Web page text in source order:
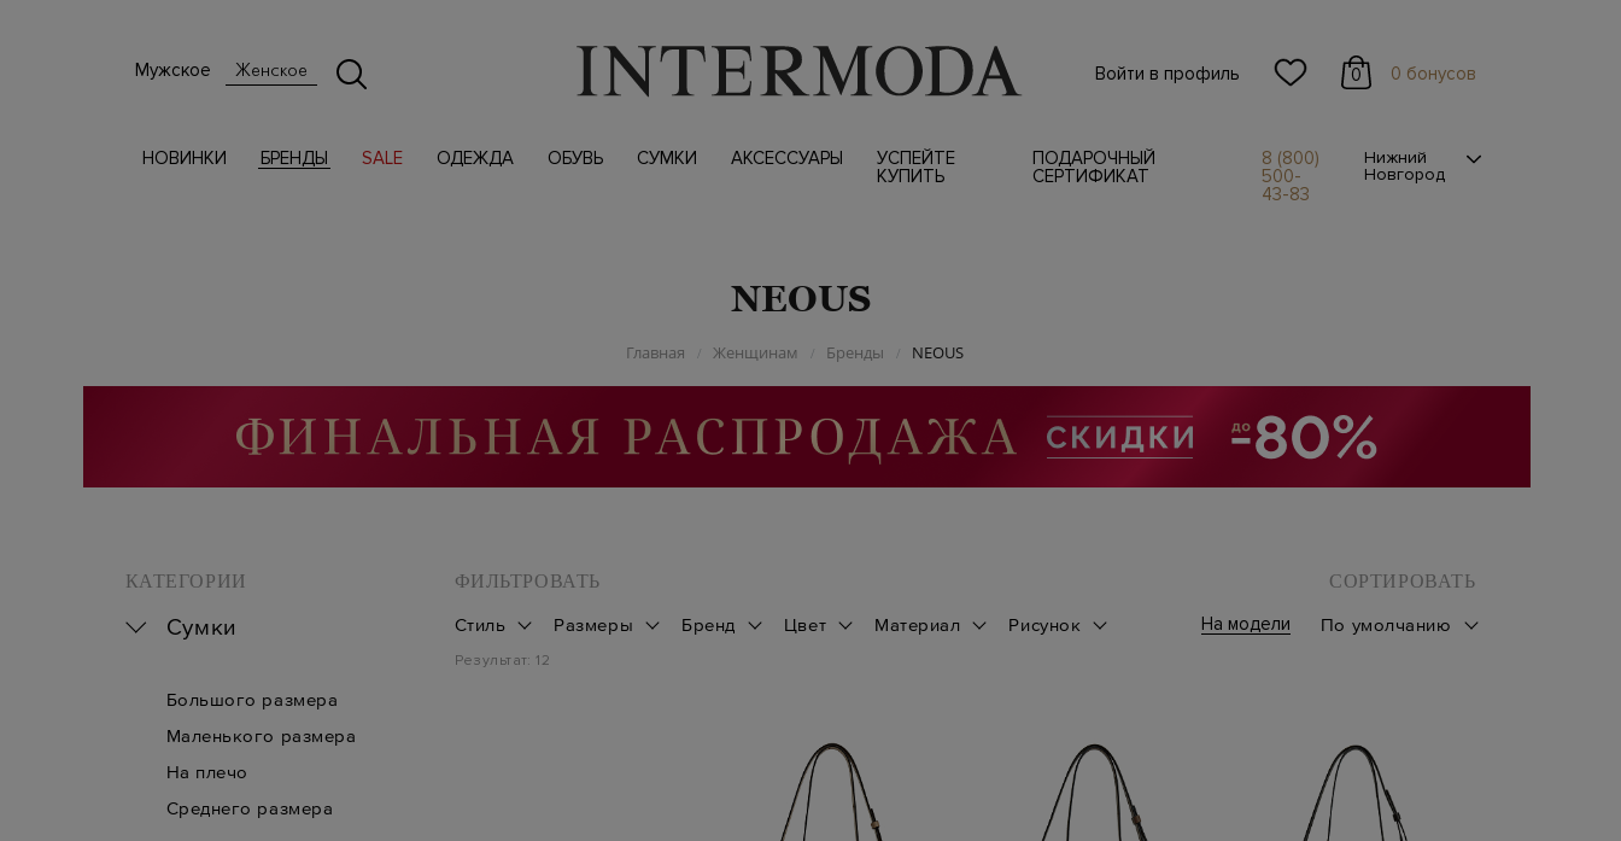
Мужское Женское Войти в профиль 0 0 бонусов
НОВИНКИ БРЕНДЫ SALE ОДЕЖДА ОБУВЬ СУМКИ АКСЕССУАРЫ
УСПЕЙТЕ
КУПИТЬ
ПОДАРОЧНЫЙ
СЕРТИФИКАТ
8 (800)
500-
43-83
Нижний
Новгород
NEOUS
Главная / Женщинам / Бренды / NEOUS
КАТЕГОРИИ
Сумки
Большого размера
Маленького размера
На плечо
Среднего размера
ФИЛЬТРОВАТЬ
Стиль Размеры Бренд Цвет Материал Рисунок На модели
СОРТИРОВАТЬ
По умолчанию
Результат: 12